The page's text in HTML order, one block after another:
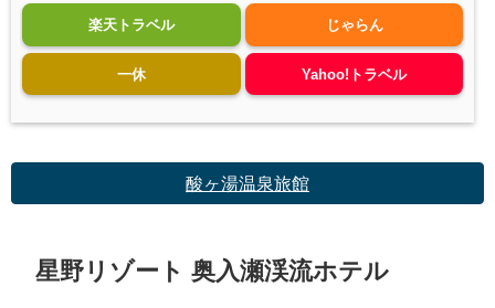
楽天トラベル じゃらん
一休 Yahoo!トラベル
酸ヶ湯温泉旅館
星野リゾート 奥入瀬渓流ホテル